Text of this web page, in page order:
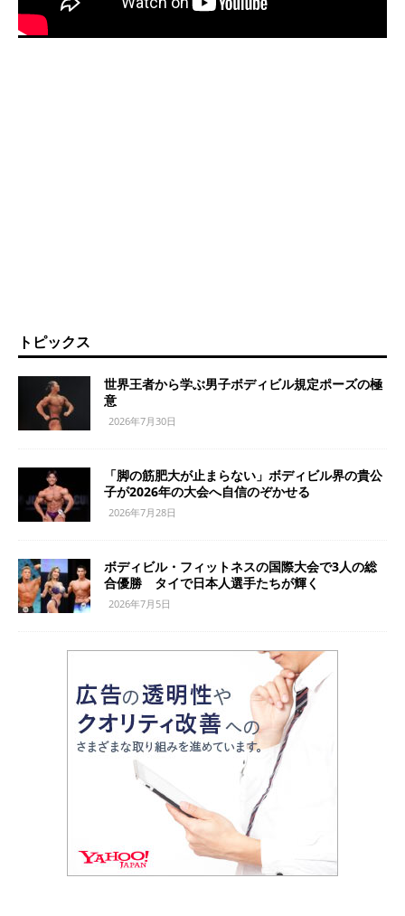
トピックス
世界王者から学ぶ男子ボディビル規定ポーズの極
意
2026年7月30日
「脚の筋肥大が止まらない」ボディビル界の貴公
子が2026年の大会へ自信のぞかせる
2026年7月28日
ボディビル・フィットネスの国際大会で3人の総
合優勝 タイで日本人選手たちが輝く
2026年7月5日